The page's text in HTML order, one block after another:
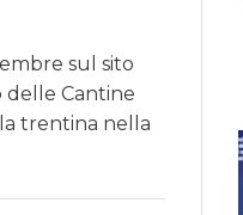
sul sito
delle Cantine
trentina nella